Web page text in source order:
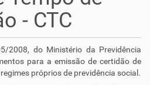
- CTC
2008, do Ministério da Previdência
para a emissão de certidão de
próprios de previdência social.